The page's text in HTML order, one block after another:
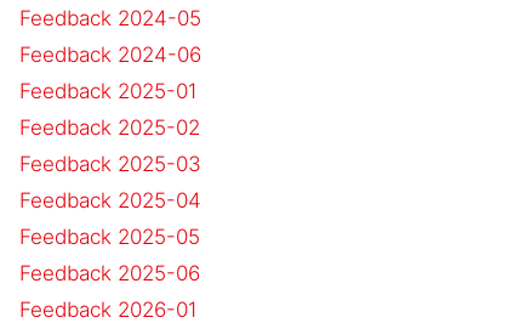
Feedback 2024-05
Feedback 2024-06
Feedback 2025-01
Feedback 2025-02
Feedback 2025-03
Feedback 2025-04
Feedback 2025-05
Feedback 2025-06
Feedback 2026-01